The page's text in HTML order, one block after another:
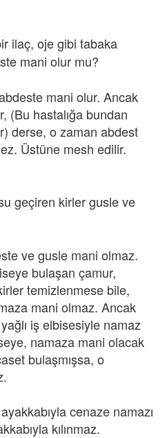
ilaç, oje gibi tabaka
mani olur mu?
mani olur. Ancak
(Bu hastalığa bundan
derse, o zaman abdest
Üstüne mesh edilir.
geçiren kirler gusle ve
ve gusle mani olmaz.
bulaşan çamur,
temizlenmese bile,
mani olmaz. Ancak
iş elbisesiyle namaz
namaza mani olacak
bulaşmışsa, o
cenaze namazı
kılınmaz.